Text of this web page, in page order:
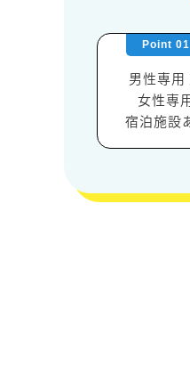
男性専用
女性専
宿泊施設